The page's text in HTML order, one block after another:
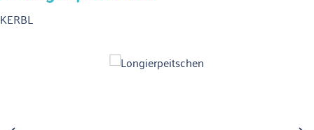
KERBL
Bildergalerie überspringen